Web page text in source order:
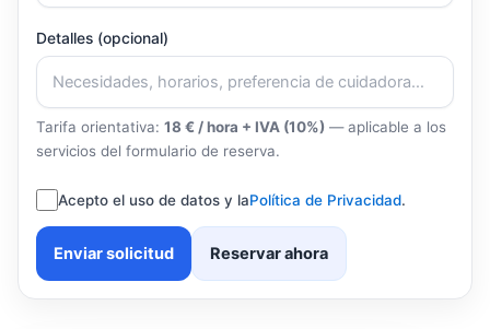
Detalles (opcional)
Tarifa orientativa: 18 € / hora + IVA (10%) — aplicable a los
servicios del formulario de reserva.
Acepto el uso de datos y laPolítica de Privacidad.
Enviar solicitud Reservar ahora